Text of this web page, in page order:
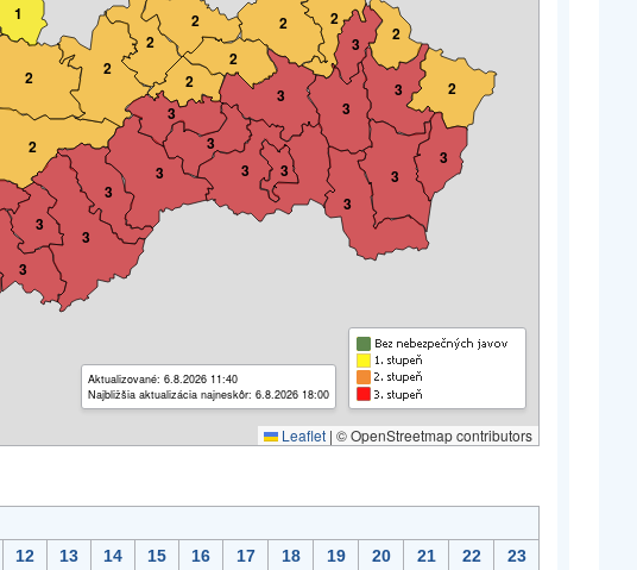
Aktualizované: 6.8.2026 11:40
Najbližšia aktualizácia najneskôr: 6.8.2026 18:00
2
1
2
3
3
3
3
2
3
2
2
2
2
3
2
2
2
3
2
3
3
3
3 3
3
3
3
3
Leaflet | © OpenStreetmap contributors
12 13 14 15 16 17 18 19 20 21 22
23